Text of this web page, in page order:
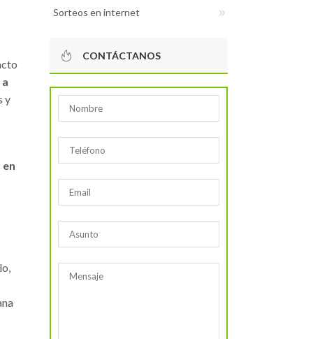
y
Sorteos en internet
CONTÁCTANOS